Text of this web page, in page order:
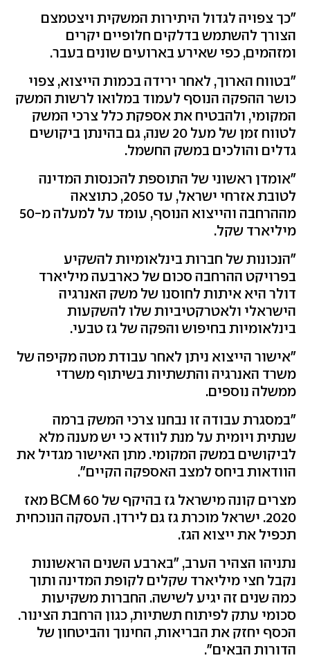
"כך צפויה לגדול היתירות המשקית ויצטמצם
הצורך להשתמש בדלקים חלופיים יקרים
ומזהמים, כפי שאירע בארועים שונים בעבר.
"בטווח הארוך, לאחר ירידה בכמות הייצוא, צפוי
כושר ההפקה הנוסף לעמוד במלואו לרשות המשק
המקומי, ולהבטיח את אספקת כלל צרכי המשק
לטווח זמן של מעל 20 שנה, גם בהינתן ביקושים
גדלים והולכים במשק החשמל.
"אומדן ראשוני של התוספת להכנסות המדינה
לטובת אזרחי ישראל, עד 2050, כתוצאה
מההרחבה והייצוא הנוסף, עומד על למעלה מ-50
מיליארד שקל.
"הנכונות של חברות בינלאומיות להשקיע
בפרויקט ההרחבה סכום של כארבעה מיליארד
דולר היא איתות לחוסנו של משק האנרגיה
הישראלי ולאטרקטיביות שלו להשקעות
בינלאומיות בחיפוש והפקה של גז טבעי.
"אישור הייצוא ניתן לאחר עבודת מטה מקיפה של
משרד האנרגיה והתשתיות בשיתוף משרדי
ממשלה נוספים.
"במסגרת עבודה זו נבחנו צרכי המשק ברמה
שנתית ויומית על מנת לוודא כי יש מענה מלא
לביקושים במשק המקומי. מתן האישור מגדיל את
הוודאות ביחס למצב האספקה הקיים".
מצרים קונה מישראל גז בהיקף של 60 BCM מאז
2020. ישראל מוכרת גז גם לירדן. העסקה הנוכחית
תכפיל את ייצוא הגז.
נתניהו הצהיר הערב, "בארבע השנים הראשונות
נקבל חצי מיליארד שקלים לקופת המדינה ותוך
כמה שנים זה יגיע לשישה. החברות משקיעות
סכומי עתק לפיתוח תשתיות, כגון הרחבת הצינור.
הכסף יחזק את הבריאות, החינוך והביטחון של
הדורות הבאים".